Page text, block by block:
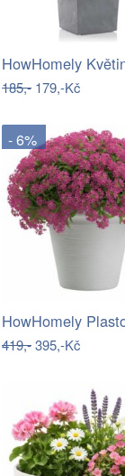
185,- 179,-Kč
- 6%
419,-395,-Kč